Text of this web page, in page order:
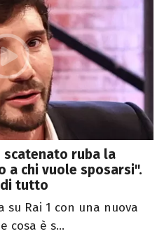
scatenato ruba la
a chi vuole sposarsi".
di tutto
Rai 1 con una nuova
cosa è s...